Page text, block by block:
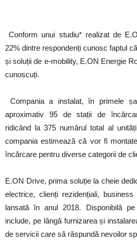
Conform unui studiu* realizat de
22% dintre respondenți cunosc faptul
și soluții de e-mobility, E.ON Energie
cunoscuți.
Compania a instalat, în primele
aproximativ 95 de stații de
ridicând la 375 numărul total al
compania estimează că vor fi
încărcare pentru diverse categorii de
E.ON Drive, prima soluție la cheie
electrice, clienți rezidențiali,
lansată în anul 2018. Disponibilă pe
include, pe lângă furnizarea și
de servicii care să răspundă nevoilor